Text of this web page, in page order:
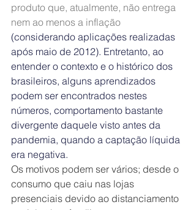
produto que, atualmente, não entrega
nem ao menos a inflação
(considerando aplicações realizadas
após maio de 2012). Entretanto, ao
entender o contexto e o histórico dos
brasileiros, alguns aprendizados
podem ser encontrados nestes
números, comportamento bastante
divergente daquele visto antes da
pandemia, quando a captação líquida
era negativa.
Os motivos podem ser vários; desde o
consumo que caiu nas lojas
presenciais devido ao distanciamento